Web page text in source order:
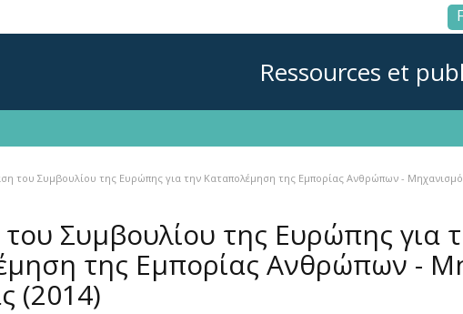
Ressources et
του Συμβουλίου της Ευρώπης για την Καταπολέμηση της Εμπορίας Ανθρώπων -
Συμβουλίου της Ευρώπης για
της Εμπορίας Ανθρώπων -
(2014)